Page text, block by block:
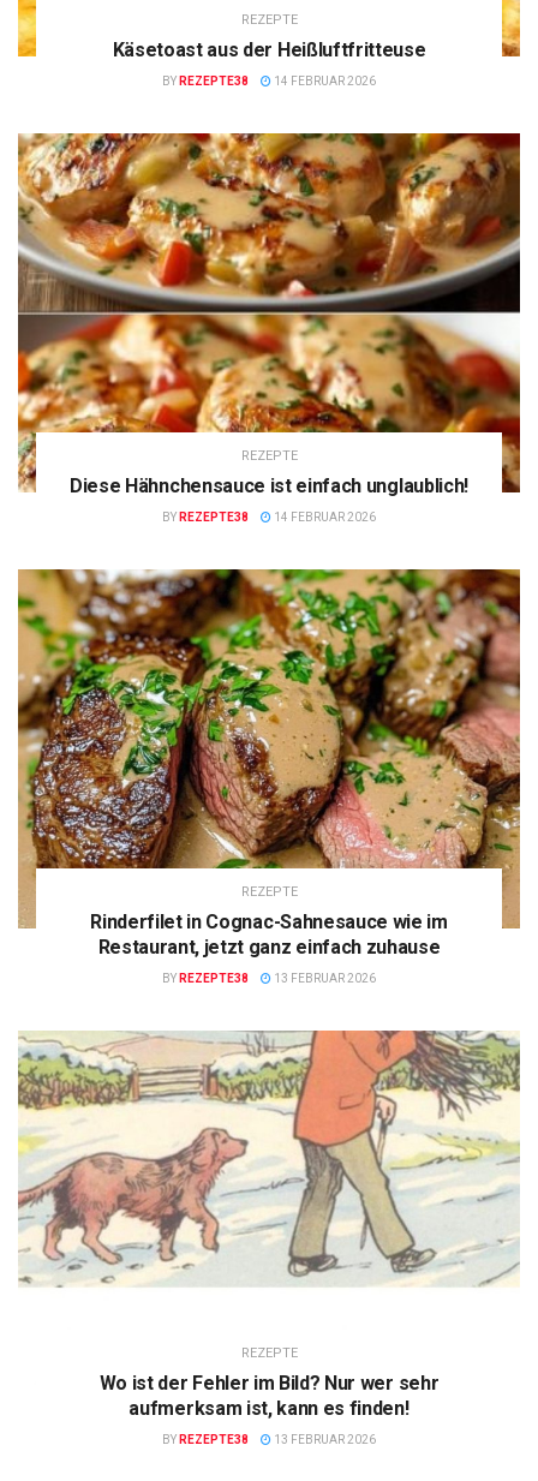
REZEPTE
Käsetoast aus der Heißluftfritteuse
BY REZEPTE38 14 FEBRUAR 2026
REZEPTE
Diese Hähnchensauce ist einfach unglaublich!
BY REZEPTE38 14 FEBRUAR 2026
REZEPTE
Rinderfilet in Cognac-Sahnesauce wie im
Restaurant, jetzt ganz einfach zuhause
BY REZEPTE38 13 FEBRUAR 2026
REZEPTE
Wo ist der Fehler im Bild? Nur wer sehr
aufmerksam ist, kann es finden!
BY REZEPTE38 13 FEBRUAR 2026